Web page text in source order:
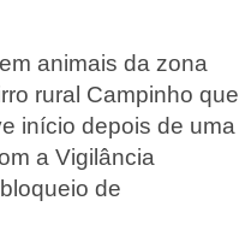
animais da zona
rural Campinho que
início depois de uma
a Vigilância
de